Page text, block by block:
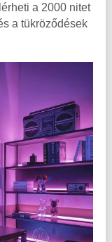
a 2000 nitet
a tükröződések